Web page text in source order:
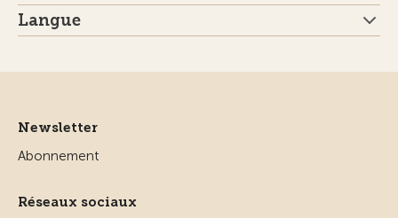
Langue
Newsletter
Abonnement
Réseaux sociaux